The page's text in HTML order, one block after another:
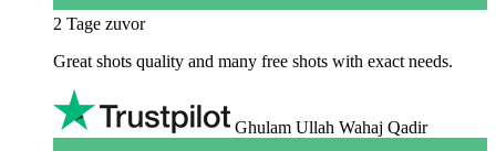
2 Tage zuvor
Great shots quality and many free shots with exact needs.
Ghulam Ullah Wahaj Qadir